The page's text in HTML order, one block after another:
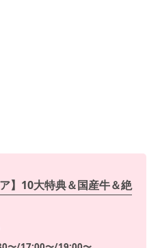
】10大特典＆国産牛＆絶